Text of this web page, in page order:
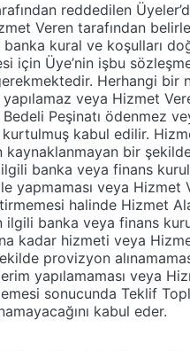
reddedilen
Veren tarafından
kural ve koşulları
için Üye’nin işbu
Herhangi bir
veya Hizmet
Peşinatı ödenmez
kabul edilir.
kaynaklanmayan bir
banka veya finans
yapmaması veya Hizmet
halinde Hizmet
ilgili banka veya finans
kadar hizmeti veya
provizyon
yapılamaması veya
sonucunda Teklif
kabul eder.